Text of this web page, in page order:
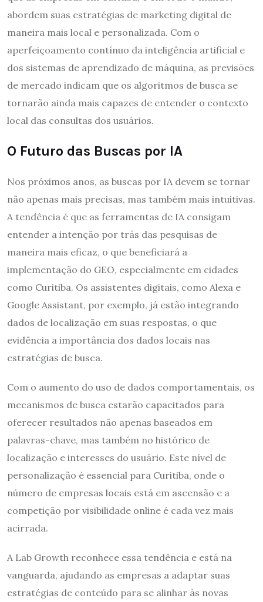
abordem suas estratégias de marketing digital de
maneira mais local e personalizada. Com o
aperfeiçoamento contínuo da inteligência artificial e
dos sistemas de aprendizado de máquina, as previsões
de mercado indicam que os algoritmos de busca se
tornarão ainda mais capazes de entender o contexto
local das consultas dos usuários.
O Futuro das Buscas por IA
Nos próximos anos, as buscas por IA devem se tornar
não apenas mais precisas, mas também mais intuitivas.
A tendência é que as ferramentas de IA consigam
entender a intenção por trás das pesquisas de
maneira mais eficaz, o que beneficiará a
implementação do GEO, especialmente em cidades
como Curitiba. Os assistentes digitais, como Alexa e
Google Assistant, por exemplo, já estão integrando
dados de localização em suas respostas, o que
evidência a importância dos dados locais nas
estratégias de busca.
Com o aumento do uso de dados comportamentais, os
mecanismos de busca estarão capacitados para
oferecer resultados não apenas baseados em
palavras-chave, mas também no histórico de
localização e interesses do usuário. Este nível de
personalização é essencial para Curitiba, onde o
número de empresas locais está em ascensão e a
competição por visibilidade online é cada vez mais
acirrada.
A Lab Growth reconhece essa tendência e está na
vanguarda, ajudando as empresas a adaptar suas
estratégias de conteúdo para se alinhar às novas